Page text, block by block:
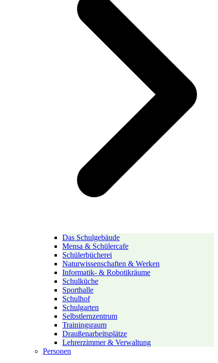
Das Schulgebäude
Mensa & Schülercafe
Schülerbücherei
Naturwissenschaften & Werken
Informatik- & Robotikräume
Schulküche
Sporthalle
Schulhof
Schulgarten
Selbstlernzentrum
Trainingsraum
Draußenarbeitsplätze
Lehrerzimmer & Verwaltung
Personen